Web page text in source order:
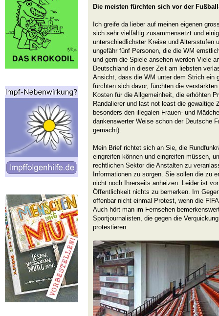
Die meisten fürchten sich vor der
Ich greife da lieber auf meinen eigenen
sich sehr vielfältig zusammensetzt und
unterschiedlichster Kreise und Altersstufen
ungefähr fünf Personen, die die WM
und gern die Spiele ansehen werden Viele
Deutschland in dieser Zeit am liebsten
Ansicht, dass die WM unter dem Strich ein
fürchten sich davor, fürchten die
Kosten für die Allgemeinheit, die erhöhten
Randalierer und last not least die gewaltige
besonders den illegalen Frauen- und
dankenswerter Weise schon der Deutsche
gemacht).
Mein Brief richtet sich an Sie, die
eingreifen können und eingreifen müssen,
rechtlichen Sektor die Anstalten zu
Informationen zu sorgen. Sie sollen die zu
nicht noch Ihrerseits anheizen. Leider ist
Öffentlichkeit nichts zu bemerken. Im
offenbar nicht einmal Protest, wenn die
Auch hört man im Fernsehen
Sportjournalisten, die gegen die
protestieren.